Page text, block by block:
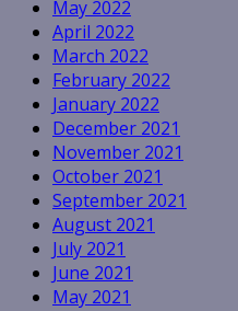
May 2022
April 2022
March 2022
February 2022
January 2022
December 2021
November 2021
October 2021
September 2021
August 2021
July 2021
June 2021
May 2021